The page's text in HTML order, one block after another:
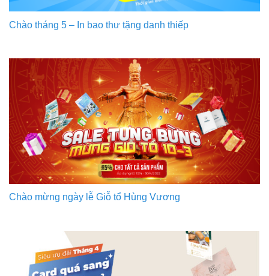
Chào tháng 5 – In bao thư tặng danh thiếp
Chào mừng ngày lễ Giỗ tổ Hùng Vương